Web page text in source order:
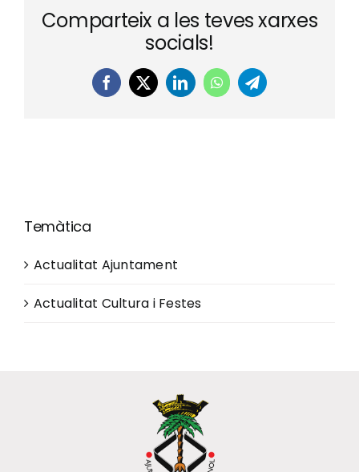
Comparteix a les teves xarxes
socials!
Facebook
X LinkedInWhatsAppTelegram
Temàtica
Actualitat Ajuntament
Actualitat Cultura i Festes